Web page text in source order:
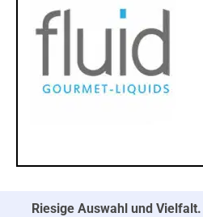
Riesige Auswahl und Vielfalt.